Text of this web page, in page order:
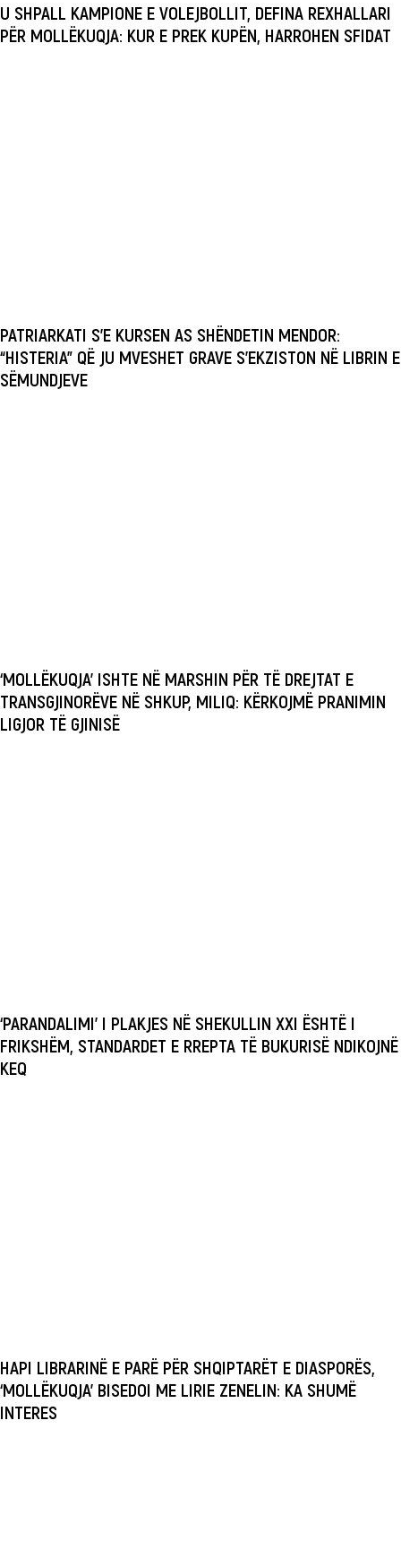
U SHPALL KAMPIONE E VOLEJBOLLIT, DEFINA REXHALLARI
PËR MOLLËKUQJA: KUR E PREK KUPËN, HARROHEN SFIDAT
PATRIARKATI S’E KURSEN AS SHËNDETIN MENDOR:
“HISTERIA” QË JU MVESHET GRAVE S’EKZISTON NË LIBRIN E
SËMUNDJEVE
‘MOLLËKUQJA’ ISHTE NË MARSHIN PËR TË DREJTAT E
TRANSGJINORËVE NË SHKUP, MILIQ: KËRKOJMË PRANIMIN
LIGJOR TË GJINISË
‘PARANDALIMI’ I PLAKJES NË SHEKULLIN XXI ËSHTË I
FRIKSHËM, STANDARDET E RREPTA TË BUKURISË NDIKOJNË
KEQ
HAPI LIBRARINË E PARË PËR SHQIPTARËT E DIASPORËS,
‘MOLLËKUQJA’ BISEDOI ME LIRIE ZENELIN: KA SHUMË
INTERES